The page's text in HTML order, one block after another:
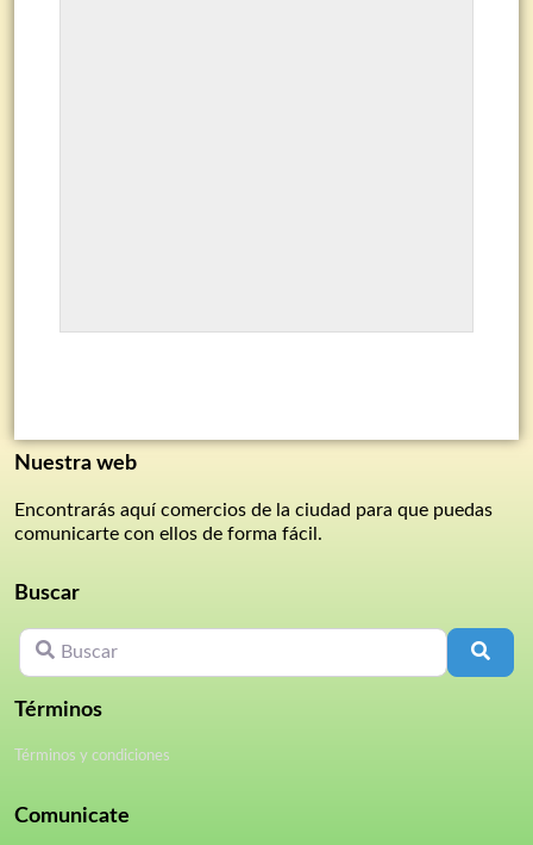
Nuestra web
Encontrarás aquí comercios de la ciudad para que puedas
comunicarte con ellos de forma fácil.
Buscar
Buscar
Términos
Términos y condiciones
Comunicate